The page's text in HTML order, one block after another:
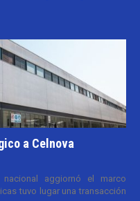
a Celnova
aggiornó el marco
tuvo lugar una transacción